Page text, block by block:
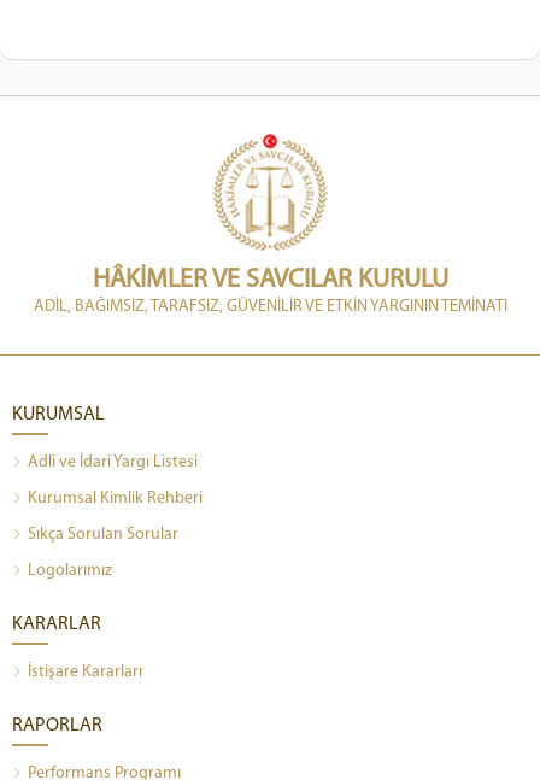
HÂKİMLER VE SAVCILAR KURULU
ADİL, BAĞIMSIZ, TARAFSIZ, GÜVENİLİR VE ETKİN YARGININ TEMİNATI
KURUMSAL
Adli ve İdari Yargı Listesi
Kurumsal Kimlik Rehberi
Sıkça Sorulan Sorular
Logolarımız
KARARLAR
İstişare Kararları
RAPORLAR
Performans Programı